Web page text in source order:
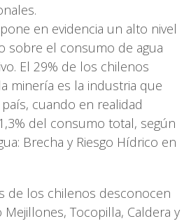
en evidencia un alto nivel
sobre el consumo de agua
El 29% de los chilenos
minería es la industria que
cuando en realidad
del consumo total, según
Brecha y Riesgo Hídrico en
de los chilenos desconocen
Tocopilla, Caldera y